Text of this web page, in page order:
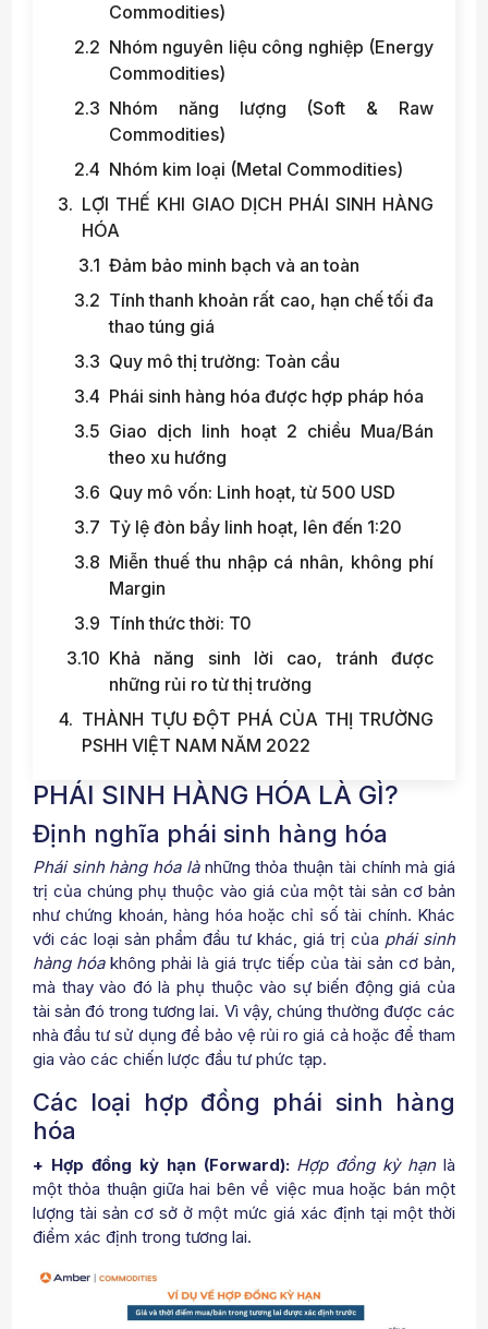
Commodities)
Nhóm nguyên liệu công nghiệp (Energy
Commodities)
Nhóm năng lượng (Soft & Raw
Commodities)
Nhóm kim loại (Metal Commodities)
LỢI THẾ KHI GIAO DỊCH PHÁI SINH HÀNG
HÓA
Đảm bảo minh bạch và an toàn
Tính thanh khoản rất cao, hạn chế tối đa
thao túng giá
Quy mô thị trường: Toàn cầu
Phái sinh hàng hóa được hợp pháp hóa
Giao dịch linh hoạt 2 chiều Mua/Bán
theo xu hướng
Quy mô vốn: Linh hoạt, từ 500 USD
Tỷ lệ đòn bẩy linh hoạt, lên đến 1:20
Miễn thuế thu nhập cá nhân, không phí
Margin
Tính thức thời: T0
Khả năng sinh lời cao, tránh được
những rủi ro từ thị trường
THÀNH TỰU ĐỘT PHÁ CỦA THỊ TRƯỜNG
PSHH VIỆT NAM NĂM 2022
PHÁI SINH HÀNG HÓA LÀ GÌ?
Định nghĩa phái sinh hàng hóa
Phái sinh hàng hóa lànhững thỏa thuận tài chính mà giá
trị của chúng phụ thuộc vào giá của một tài sản cơ bản
như chứng khoán, hàng hóa hoặc chỉ số tài chính. Khác
với các loại sản phẩm đầu tư khác, giá trị của phái sinh
hàng hóakhông phải là giá trực tiếp của tài sản cơ bản,
mà thay vào đó là phụ thuộc vào sự biến động giá của
tài sản đó trong tương lai. Vì vậy, chúng thường được các
nhà đầu tư sử dụng để bảo vệ rủi ro giá cả hoặc để tham
gia vào các chiến lược đầu tư phức tạp.
Các loại hợp đồng phái sinh hàng
hóa
+ Hợp đồng kỳ hạn (Forward): Hợp đồng kỳ hạnlà
một thỏa thuận giữa hai bên về việc mua hoặc bán một
lượng tài sản cơ sở ở một mức giá xác định tại một thời
điểm xác định trong tương lai.